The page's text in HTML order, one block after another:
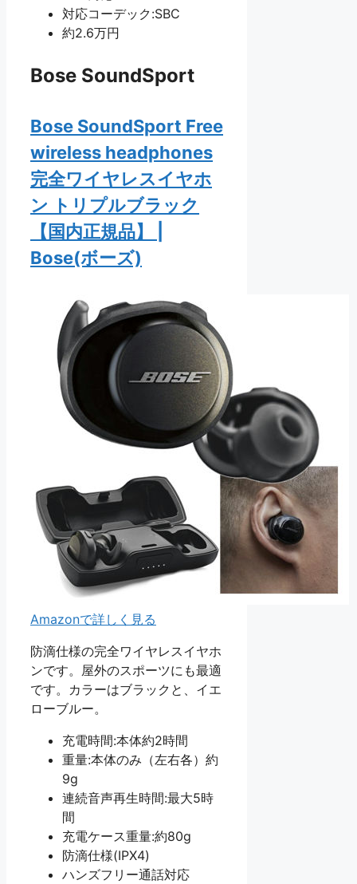
対応コーデック:SBC
約2.6万円
Bose SoundSport
Bose SoundSport Free
wireless headphones
完全ワイヤレスイヤホ
ン トリプルブラック
【国内正規品】 |
Bose(ボーズ)
Amazonで詳しく見る
防滴仕様の完全ワイヤレスイヤホ
ンです。屋外のスポーツにも最適
です。カラーはブラックと、イエ
ローブルー。
充電時間:本体約2時間
重量:本体のみ（左右各）約
9g
連続音声再生時間:最大5時
間
充電ケース重量:約80g
防滴仕様(IPX4)
ハンズフリー通話対応